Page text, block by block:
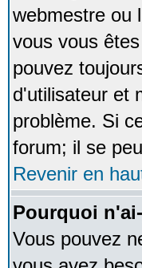
webmestre ou
vous vous
pouvez
d'utilisateur et
problème. Si
forum; il se
Revenir en
Pourquoi
Vous pouvez